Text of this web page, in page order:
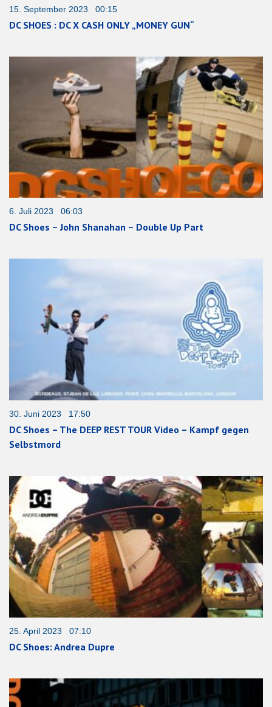
15. September 2023 00:15
DC SHOES : DC X CASH ONLY „MONEY GUN“
6. Juli 2023 06:03
DC Shoes – John Shanahan – Double Up Part
30. Juni 2023 17:50
DC Shoes – The DEEP REST TOUR Video – Kampf gegen
Selbstmord
25. April 2023 07:10
DC Shoes: Andrea Dupre